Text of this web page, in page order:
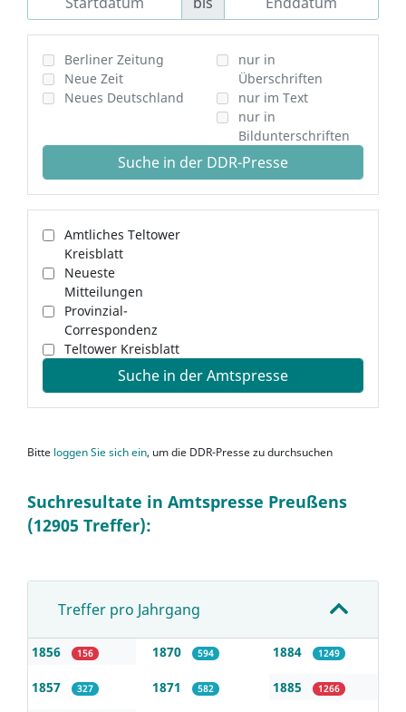
Berliner Zeitung
Neue Zeit
Neues Deutschland
nur in
Überschriften
nur im Text
nur in
Bildunterschriften
Suche in der DDR-Presse
Amtliches Teltower
Kreisblatt
Neueste
Mitteilungen
Provinzial-
Correspondenz
Teltower Kreisblatt
Suche in der Amtspresse
Bitte loggen Sie sich ein, um die DDR-Presse zu durchsuchen
Suchresultate in Amtspresse Preußens
(12905 Treffer):
Treffer pro Jahrgang
1856 156
1857 327
1870 594
1871 582
1884 1249
1885 1266